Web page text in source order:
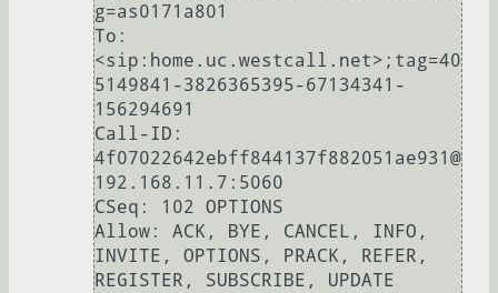
g=as0171a801
To:
<sip:home.uc.westcall.net>;tag=40
5149841-3826365395-67134341-
156294691
Call-ID:
4f07022642ebff844137f882051ae931@
192.168.11.7:5060
CSeq: 102 OPTIONS
Allow: ACK, BYE, CANCEL, INFO,
INVITE, OPTIONS, PRACK, REFER,
REGISTER, SUBSCRIBE, UPDATE